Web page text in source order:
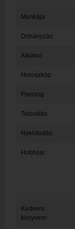
Munkája:
Dohányzás:
Alkohol:
Horoszkóp:
Piercing:
Tetoválás:
Nyelvtudás:
Hobbijai:
Kedvenc
könyvem: